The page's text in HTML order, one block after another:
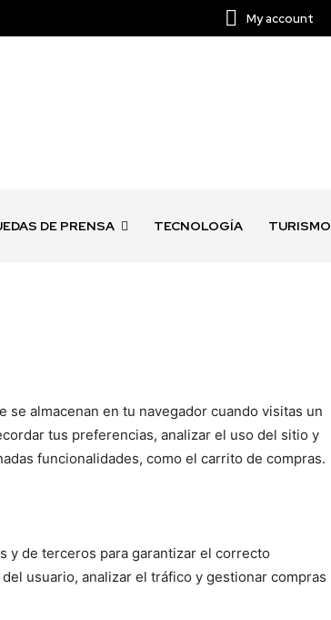
My account
DE PRENSA TECNOLOGÍA TURISMO
almacenan en tu navegador cuando visitas un
tus preferencias, analizar el uso del sitio y
funcionalidades, como el carrito de compras.
y de terceros para garantizar el correcto
usuario, analizar el tráfico y gestionar compras